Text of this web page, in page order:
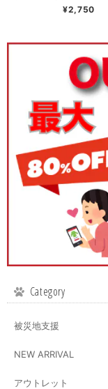
¥2,750
Category
被災地支援
NEW ARRIVAL
アウトレット